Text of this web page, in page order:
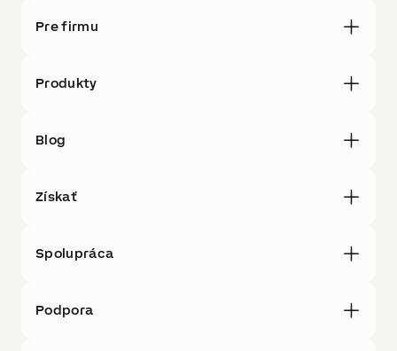
Pre firmu
Produkty
Blog
Získať
Spolupráca
Podpora